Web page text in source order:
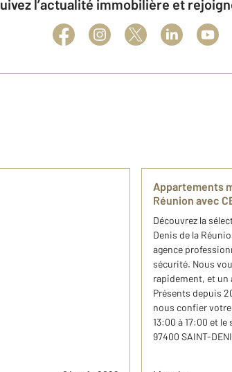
Suivez l’actualité immobilière et
​Appartements
Réunion avec
​Découvrez la
Denis de la
agence
sécurité. Nous
rapidement, et un
Présents depuis
nous confier
13:00 à 17:00 et
97400 SAINT-